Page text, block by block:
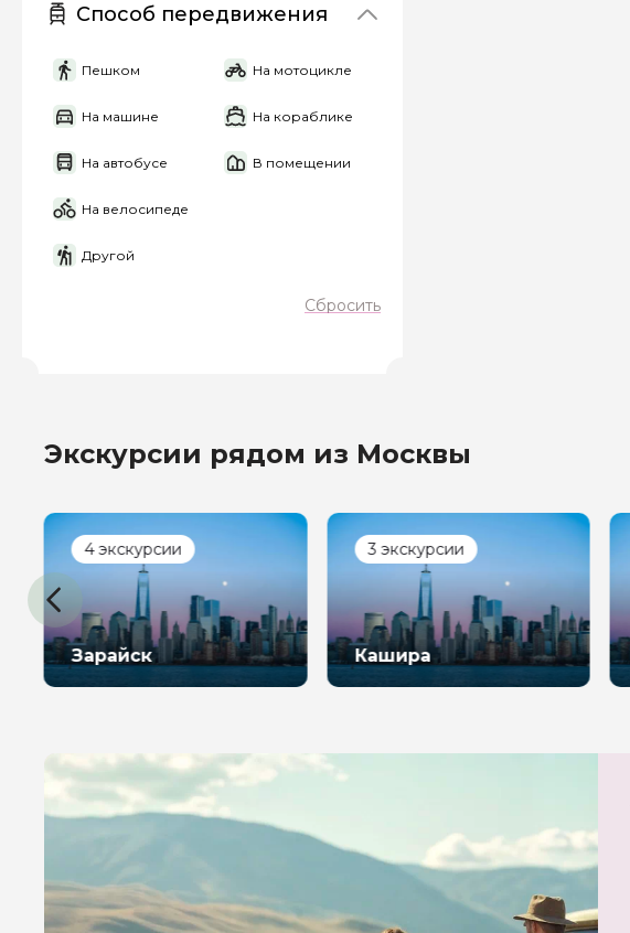
Способ передвижения
Пешком На мотоцикле
На машине На кораблике
На автобусе В помещении
На велосипеде
Другой
Сбросить
Экскурсии рядом из Москвы
4 экскурсии
Зарайск
3 экскурсии
Кашира